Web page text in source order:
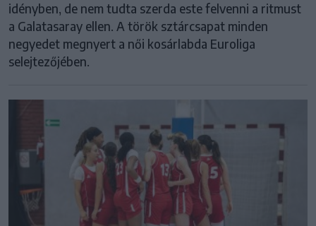
idényben, de nem tudta szerda este felvenni a ritmust
a Galatasaray ellen. A török sztárcsapat minden
negyedet megnyert a női kosárlabda Euroliga
selejtezőjében.